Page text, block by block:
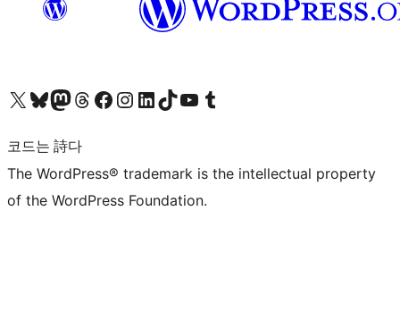
X(이전 트위터) 계정 방문하기블루스카이 계정 방문하기마스토돈 계정 방문하기스레드 계정 방문하기 페이스북 페이지 방문하기인스타그램 계정 방문하기 LinkedIn 계정 방문하기틱톡 계정 방문하기유튜브 채널 방문하기 텀블러 계정 방문하기
코드는 詩다
The WordPress® trademark is the intellectual property
of the WordPress Foundation.